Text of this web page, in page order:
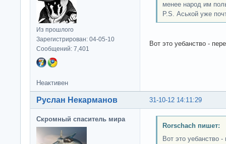
Из прошлого
Зарегистрирован: 04-05-10
Сообщений: 7,401
менее народ им
P.S. Аськой уже
Вот это уебанство -
Неактивен
31-10-12 14:11:29
Руслан Некарманов
Скромный спаситель мира
Rorschach пишет:
Вот это уебанство